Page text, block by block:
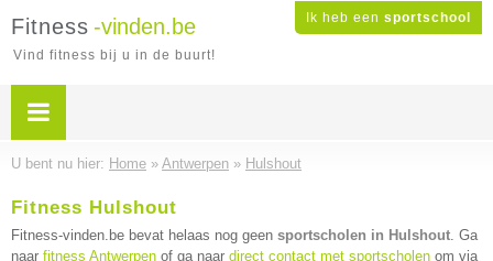
Ik heb een sportschool
Fitness -vinden.be
Vind fitness bij u in de buurt!
U bent nu hier: Home » Antwerpen » Hulshout
Fitness Hulshout
Fitness-vinden.be bevat helaas nog geen sportscholen in Hulshout. Ga
naar fitness Antwerpen of ga naar direct contact met sportscholen om via